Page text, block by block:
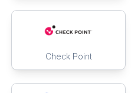
Check Point